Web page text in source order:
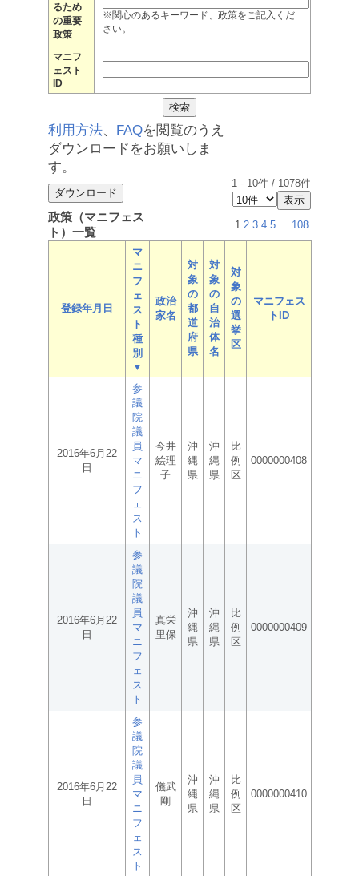
るため
の重要
政策
※関心のあるキーワード、政策をご記入くだ
さい。
マニフ
ェスト
ID
利用方法、 FAQを閲覧のうえ
ダウンロードをお願いしま
す。
1 - 10件 / 1078件
政策（マニフェス
ト）一覧
1 2 3 4 5 ... 108
登録年月日
マ
ニ
フ
ェ
ス
ト
種
別
▼
政治
家名
対
象
の
都
道
府
県
対
象
の
自
治
体
名
対
象
の
選
挙
区
マニフェス
トID
2016年6月22
日
参
議
院
議
員
マ
ニ
フ
ェ
ス
ト
今井
絵理
子
沖
縄
県
沖
縄
県
比
例
区
0000000408
2016年6月22
日
参
議
院
議
員
マ
ニ
フ
ェ
ス
ト
真栄
里保
沖
縄
県
沖
縄
県
比
例
区
0000000409
2016年6月22
日
参
議
院
議
員
マ
ニ
フ
ェ
ス
ト
儀武
剛
沖
縄
県
沖
縄
県
比
例
区
0000000410